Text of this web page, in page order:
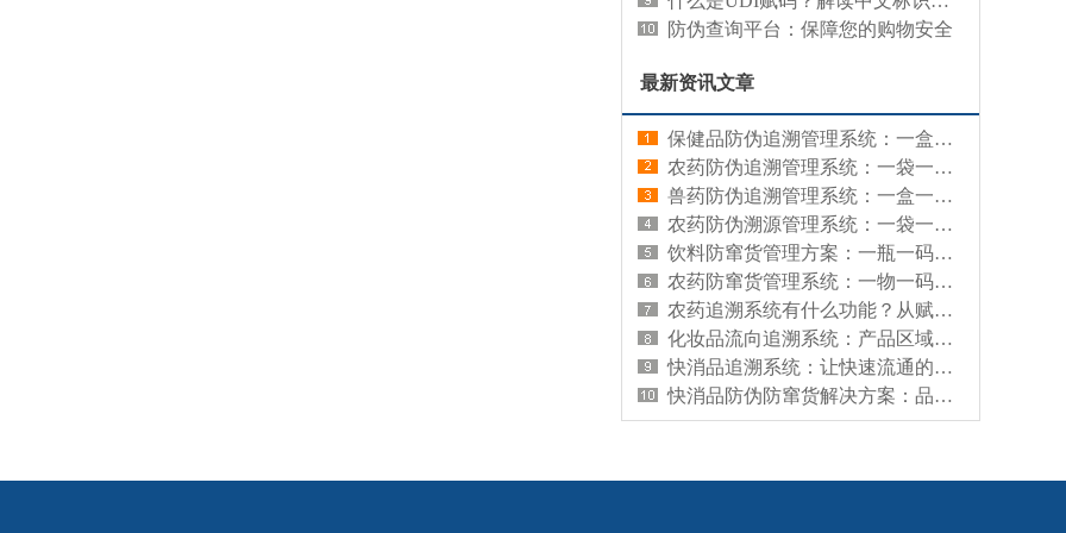
防伪查询平台：保障您的购物安全
最新资讯文章
保健品防伪追溯管理系统：一盒一码，让每盒保健品来源可查、真伪可辨
农药防伪追溯管理系统：一袋一码，让每袋农药有据可查、有源可溯
兽药防伪追溯管理系统：一盒一码，让每盒兽药来源可查、真伪可辨
农药防伪溯源管理系统：一袋一码，既防假冒又查来源
饮料防窜货管理方案：一瓶一码，从源头管住渠道流向
农药防窜货管理系统：一物一码，让每袋农药流向清晰、渠道可控
农药追溯系统有什么功能？从赋码到监管的全链路能力解析
化妆品流向追溯系统：产品区域分布的查询工具
快消品追溯系统：让快速流通的商品拥有可信数字档案
快消品防伪防窜货解决方案：品牌信任与渠道秩序的数字化守护